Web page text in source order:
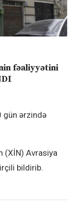
fəaliyyətini
gün ərzində
(XİN) Avrasiya
bildirib.